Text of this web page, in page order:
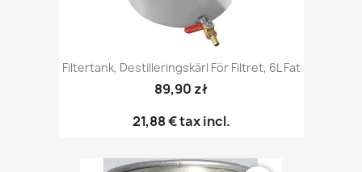
Filtertank, Destilleringskärl För Filtret, 6L Fat
89,90 zł
21,88 €tax incl.